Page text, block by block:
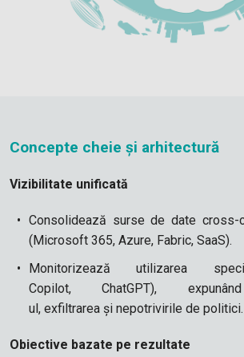
Concepte cheie și arhitectură
Vizibilitate unificată
Consolidează surse de date cross-
(Microsoft 365, Azure, Fabric, SaaS).
Monitorizează utilizarea
Copilot, ChatGPT),
ul, exfiltrarea și nepotrivirile de politici.
Obiective bazate pe rezultate